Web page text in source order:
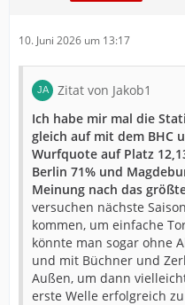
10. Juni 2026 um 13:17
Zitat von Jakob1
Ich habe mir mal die
gleich auf mit dem BHC
Wurfquote auf Platz
Berlin 71% und
Meinung nach das
versuchen nächste
kommen, um einfache
könnte man sogar ohne
und mit Büchner und
Außen, um dann
erste Welle erfolgreich